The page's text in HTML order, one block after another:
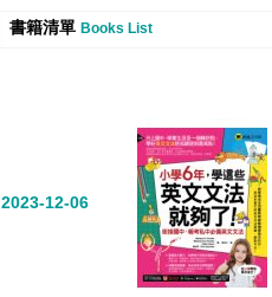
書籍清單 Books List
2023-12-06